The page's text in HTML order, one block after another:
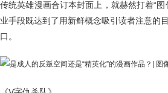
传统英雄漫画合订本封面上，就赫然打着“
业手段既达到了用新鲜概念吸引读者注意的
口。